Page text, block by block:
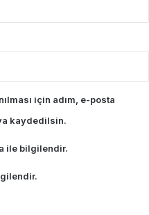
için adım, e-posta
kaydedilsin.
ile bilgilendir.